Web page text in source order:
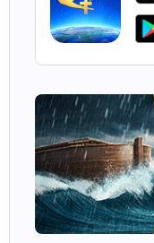
19:26